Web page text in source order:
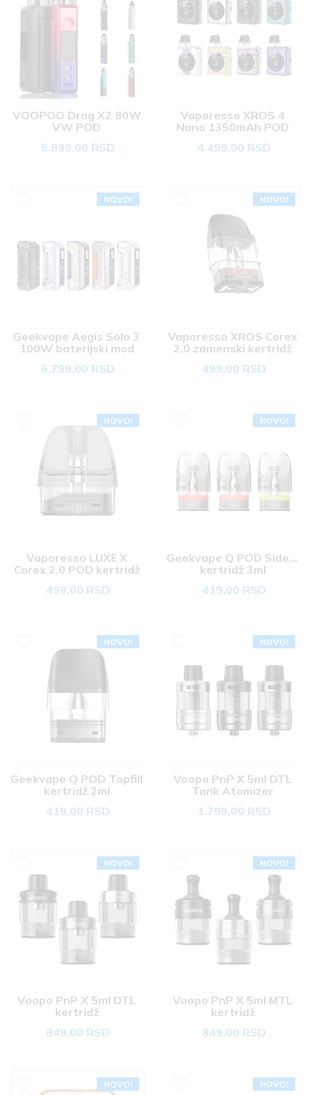
VOOPOO Drag X2 80W
VW POD
5.899,00 RSD
Vaporesso XROS 4
Nano 1350mAh POD
4.499,00 RSD
NOVO!
Geekvape Aegis Solo 3
100W baterijski mod
6.799,00 RSD
NOVO!
Vaporesso XROS Corex
2.0 zamenski kertridž
499,00 RSD
NOVO!
Vaporesso LUXE X
Corex 2.0 POD kertridž
499,00 RSD
NOVO!
Geekvape Q POD Sidefill
kertridž 3ml
419,00 RSD
NOVO!
Geekvape Q POD Topfill
kertridž 2ml
419,00 RSD
NOVO!
Voopo PnP X 5ml DTL
Tank Atomizer
1.799,00 RSD
NOVO!
Voopo PnP X 5ml DTL
kertridž
849,00 RSD
NOVO!
Voopo PnP X 5ml MTL
kertridž
849,00 RSD
NOVO! NOVO!